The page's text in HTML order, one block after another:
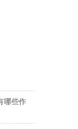
哪些作